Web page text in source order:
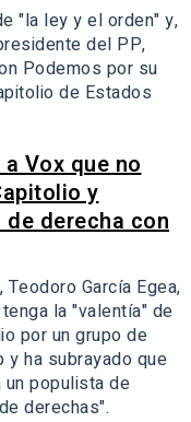
"la ley y el orden" y,
del PP,
Podemos por su
de Estados
Vox que no
y
derecha con
García Egea,
la "valentía" de
por un grupo de
y ha subrayado que
un populista de
derechas".